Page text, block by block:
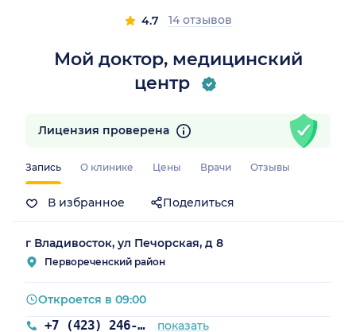
Мой доктор, медицинский
центр
4.7 14 отзывов
Запись О клинике Цены Врачи Отзывы
В избранное Поделиться
Лицензия проверена
г Владивосток, ул Печорская, д 8
Первореченский район
+7 (423) 246-99-46 показать
Откроется в 09:00